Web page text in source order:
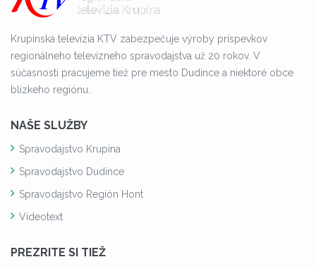
Krupinská televízia KTV zabezpečuje výroby príspevkov
regionálneho televízneho spravodajstva už 20 rokov. V
súčasnosti pracujeme tiež pre mesto Dudince a niektoré obce
blízkeho regiónu.
NAŠE SLUŽBY
Spravodajstvo Krupina
Spravodajstvo Dudince
Spravodajstvo Región Hont
Videotext
PREZRITE SI TIEŽ